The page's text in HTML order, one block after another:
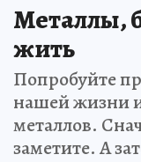
Металлы,
жить
Попробуйте
нашей жизни
металлов.
заметите. А